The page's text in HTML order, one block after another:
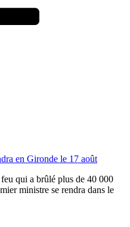
en Gironde le 17 août
qui a brûlé plus de 40 000
ministre se rendra dans le